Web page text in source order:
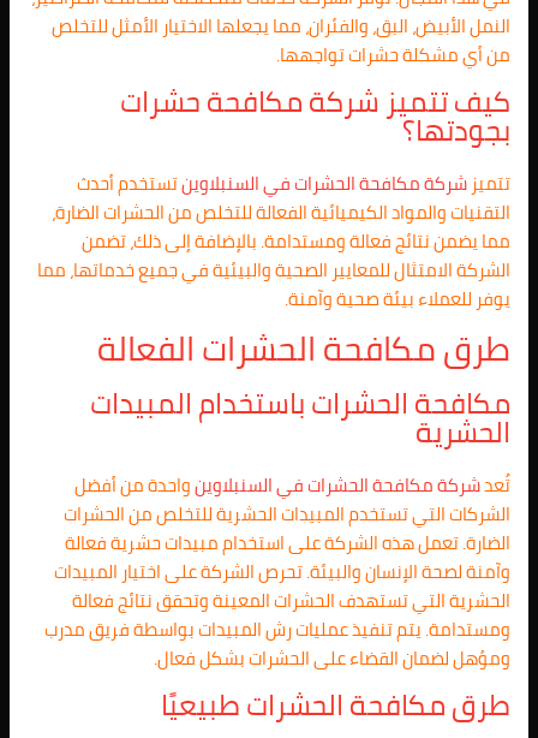
النمل الأبيض، البق، والفئران، مما يجعلها الاختيار الأمثل للتخلص
من أي مشكلة حشرات تواجهها.
كيف تتميز شركة مكافحة حشرات
بجودتها؟
تتميز شركة مكافحة الحشرات فيالسنبلاوينتستخدم أحدث
التقنيات والمواد الكيميائية الفعالة للتخلص من الحشرات الضارة،
مما يضمن نتائج فعالة ومستدامة. بالإضافة إلى ذلك، تضمن
الشركة الامتثال للمعايير الصحية والبيئية في جميع خدماتها، مما
يوفر للعملاء بيئة صحية وآمنة.
طرق مكافحة الحشرات الفعالة
مكافحة الحشرات باستخدام المبيدات
الحشرية
تُعدشركة مكافحة الحشرات فيالسنبلاوينواحدة من أفضل
الشركات التي تستخدم المبيدات الحشرية للتخلص من الحشرات
الضارة. تعمل هذه الشركة على استخدام مبيدات حشرية فعالة
وآمنة لصحة الإنسان والبيئة. تحرص الشركة على اختيار المبيدات
الحشرية التي تستهدف الحشرات المعينة وتحقق نتائج فعالة
ومستدامة. يتم تنفيذ عمليات رش المبيدات بواسطة فريق مدرب
ومؤهل لضمان القضاء على الحشرات بشكل فعال.
طرق مكافحة الحشرات طبيعيًا